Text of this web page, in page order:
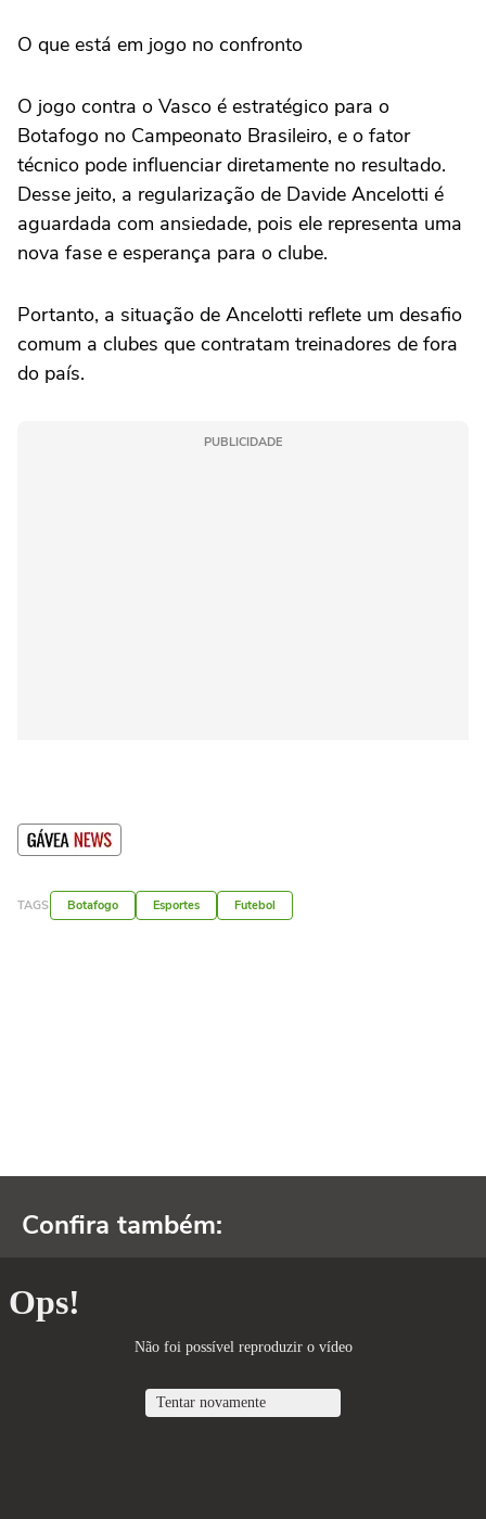
O que está em jogo no confronto
O jogo contra o Vasco é estratégico para o
Botafogo no Campeonato Brasileiro, e o fator
técnico pode influenciar diretamente no resultado.
Desse jeito, a regularização de Davide Ancelotti é
aguardada com ansiedade, pois ele representa uma
nova fase e esperança para o clube.
Portanto, a situação de Ancelotti reflete um desafio
comum a clubes que contratam treinadores de fora
do país.
PUBLICIDADE
TAGS Botafogo Esportes Futebol
Confira também: